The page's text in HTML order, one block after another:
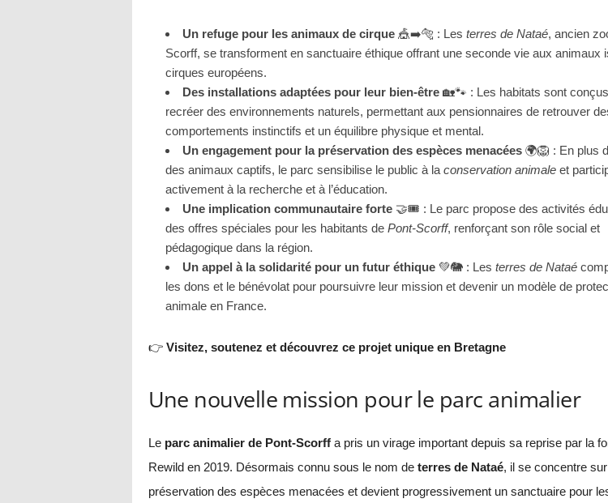
Un refuge pour les animaux de cirque🎪➡️🐅 : Les terres de Nataé, ancien
Scorff, se transforment en sanctuaire éthique offrant une seconde vie aux animaux
cirques européens.
Des installations adaptées pour leur bien-être🏡🐾 : Les habitats sont
recréer des environnements naturels, permettant aux pensionnaires de retrouver
comportements instinctifs et un équilibre physique et mental.
Un engagement pour la préservation des espèces menacées🌍🦁 : En plus
des animaux captifs, le parc sensibilise le public à la conservation animaleet
activement à la recherche et à l’éducation.
Une implication communautaire forte🤝🎟️ : Le parc propose des activités
des offres spéciales pour les habitants de Pont-Scorff, renforçant son rôle social et
pédagogique dans la région.
Un appel à la solidarité pour un futur éthique💚🐘 : Les terres de Nataé
les dons et le bénévolat pour poursuivre leur mission et devenir un modèle de
animale en France.
👉 Visitez, soutenez et découvrez ce projet unique en Bretagne
Une nouvelle mission pour le parc animalier
Le parc animalier de Pont-Scorffa pris un virage important depuis sa reprise par la
Rewild en 2019. Désormais connu sous le nom de terres de Nataé, il se concentre
préservation des espèces menacées et devient progressivement un sanctuaire pour